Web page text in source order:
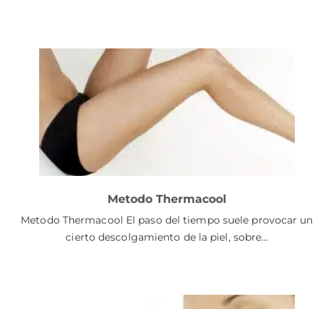
Metodo Thermacool
Metodo Thermacool El paso del tiempo suele provocar un
cierto descolgamiento de la piel, sobre…